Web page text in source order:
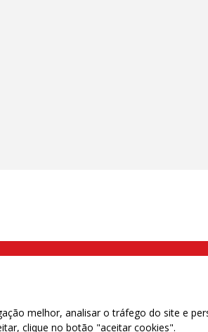
(11) 2108 9200 - Fax (11) 2108 9310
melhor, analisar o tráfego do site e
clique no botão "aceitar cookies".